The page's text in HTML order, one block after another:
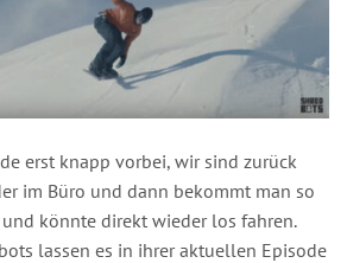
erst knapp vorbei, wir sind zurück
im Büro und dann bekommt man so
könnte direkt wieder los fahren.
lassen es in ihrer aktuellen Episode